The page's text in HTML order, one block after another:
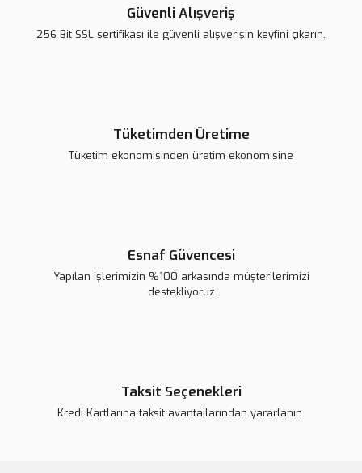
45,59 TL
E3D V6 CSA Nozzle
Tükendi
MK8 Csa Nozzle
Güvenli Alışveriş
256 Bit SSL sertifikası ile güvenli alışverişin keyfini çıkarın.
Tüketimden Üretime
Tüketim ekonomisinden üretim ekonomisine
Esnaf Güvencesi
Yapılan işlerimizin %100 arkasında müşterilerimizi
destekliyoruz
Taksit Seçenekleri
Kredi Kartlarına taksit avantajlarından yararlanın.